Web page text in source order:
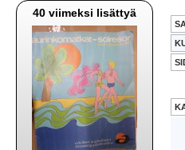
40 viimeksi lisättyä